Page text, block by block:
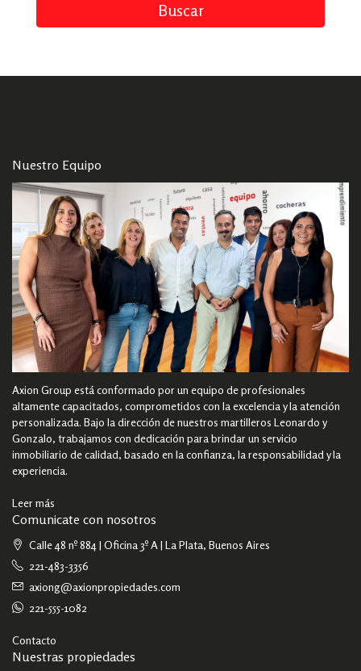
Buscar
Nuestro Equipo
Axion Group está conformado por un equipo de profesionales
altamente capacitados, comprometidos con la excelencia y la atención
personalizada. Bajo la dirección de nuestros martilleros Leonardo y
Gonzalo, trabajamos con dedicación para brindar un servicio
inmobiliario de calidad, basado en la confianza, la responsabilidad y la
experiencia.
Leer más
Comunicate con nosotros
Calle 48 nº 884 | Oficina 3º A | La Plata, Buenos Aires
221-483-3356
axiong@axionpropiedades.com
221-555-1082
Contacto
Nuestras propiedades